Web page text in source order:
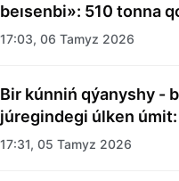
beısenbi»: 510 tonna
shyǵaryldy
17:03, 06 Tamyz 2026
Bir kúnniń qýanyshy -
júregindegi úlken
balalar úıiniń
17:31, 05 Tamyz 2026